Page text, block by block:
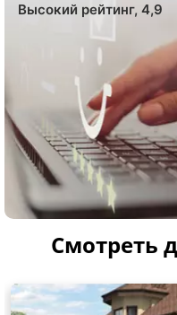
Высокий рейтинг, 4,9
Смотреть